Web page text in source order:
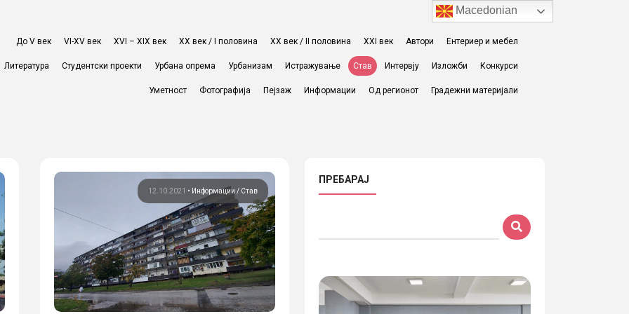
До V век VI-XV век XVI – XIX век ХХ век / I половина ХХ век / II половина XXI век Автори Ентериер и мебел
Литература Студентски проекти Урбана опрема Урбанизам Истражување Став Интервју Изложби Конкурси
Уметност Фотографија Пејзаж Информации Од регионот Градежни материјали
12.10.2021 • Информации Став
ПРЕБАРАЈ
Macedonian